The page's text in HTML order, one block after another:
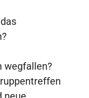
wegfallen?